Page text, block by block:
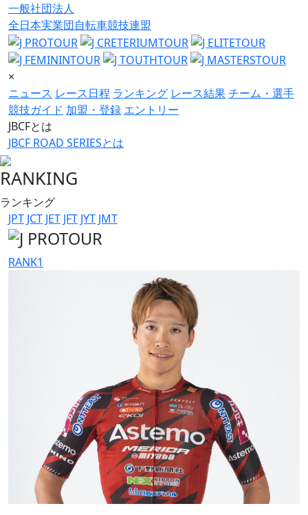
一般社団法人
全日本実業団自転車競技連盟
×
ニュース レース日程 ランキング レース結果チーム・選手
競技ガイド 加盟・登録 エントリー
JBCFとは
JBCF ROAD SERIESとは
RANKING
ランキング
JPT JCT JET JFT JYT JMT
RANK1